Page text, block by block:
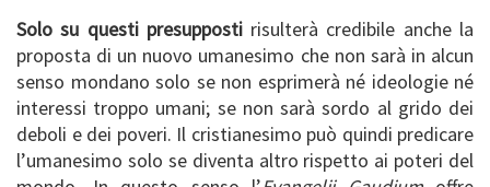
Solo su questi presuppostirisulterà credibile anche la
proposta di un nuovo umanesimo che non sarà in alcun
senso mondano solo se non esprimerà né ideologie né
interessi troppo umani; se non sarà sordo al grido dei
deboli e dei poveri. Il cristianesimo può quindi predicare
l’umanesimo solo se diventa altro rispetto ai poteri del